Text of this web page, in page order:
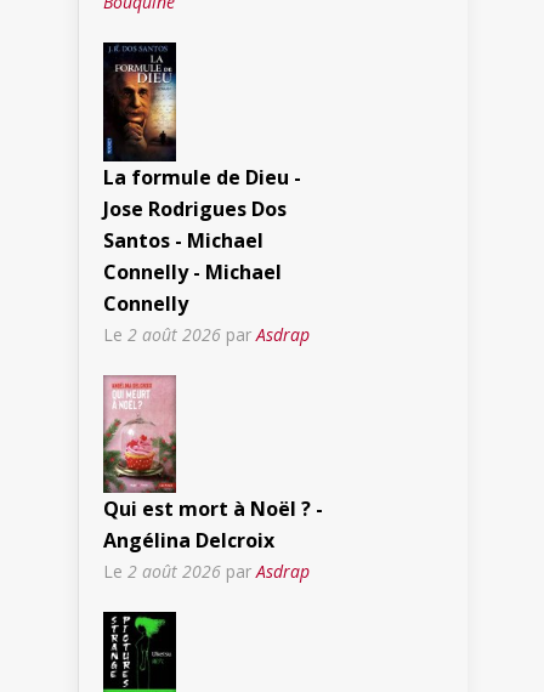
La formule de Dieu -
Jose Rodrigues Dos
Santos - Michael
Connelly - Michael
Connelly
Le 2 août 2026 parAsdrap
Qui est mort à Noël ? -
Angélina Delcroix
Le 2 août 2026 par Asdrap